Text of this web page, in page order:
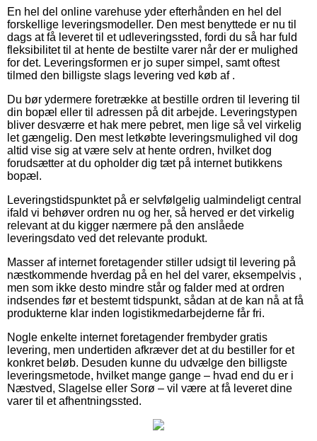
En hel del online varehuse yder efterhånden en hel del
forskellige leveringsmodeller. Den mest benyttede er nu til
dags at få leveret til et udleveringssted, fordi du så har fuld
fleksibilitet til at hente de bestilte varer når der er mulighed
for det. Leveringsformen er jo super simpel, samt oftest
tilmed den billigste slags levering ved køb af .
Du bør ydermere foretrække at bestille ordren til levering til
din bopæl eller til adressen på dit arbejde. Leveringstypen
bliver desværre et hak mere pebret, men lige så vel virkelig
let gængelig. Den mest letkøbte leveringsmulighed vil dog
altid vise sig at være selv at hente ordren, hvilket dog
forudsætter at du opholder dig tæt på internet butikkens
bopæl.
Leveringstidspunktet på er selvfølgelig ualmindeligt central
ifald vi behøver ordren nu og her, så herved er det virkelig
relevant at du kigger nærmere på den anslåede
leveringsdato ved det relevante produkt.
Masser af internet foretagender stiller udsigt til levering på
næstkommende hverdag på en hel del varer, eksempelvis ,
men som ikke desto mindre står og falder med at ordren
indsendes før et bestemt tidspunkt, sådan at de kan nå at få
produkterne klar inden logistikmedarbejderne får fri.
Nogle enkelte internet foretagender frembyder gratis
levering, men undertiden afkræver det at du bestiller for et
konkret beløb. Desuden kunne du udvælge den billigste
leveringsmetode, hvilket mange gange – hvad end du er i
Næstved, Slagelse eller Sorø – vil være at få leveret dine
varer til et afhentningssted.